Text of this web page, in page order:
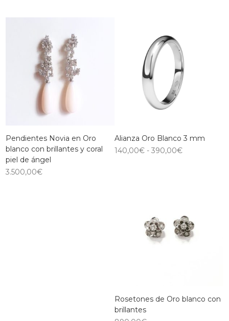
Pendientes Novia en Oro
blanco con brillantes y coral
piel de ángel
3.500,00€
Alianza Oro Blanco 3 mm
140,00€ - 390,00€
Rosetones de Oro blanco con
brillantes